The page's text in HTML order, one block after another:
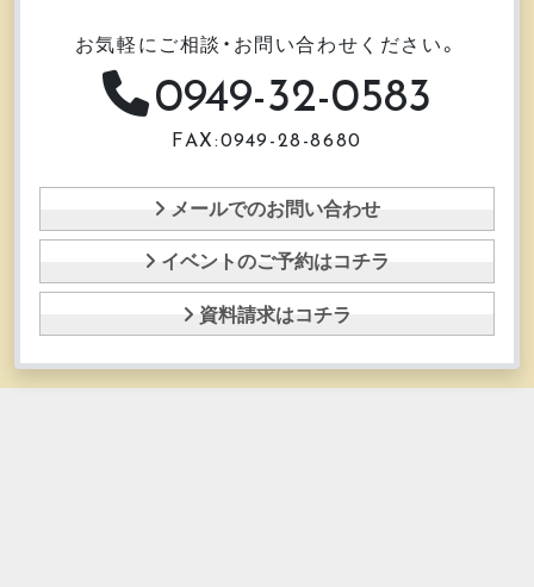
お気軽にご相談・お問い合わせください。
0949-32-0583
FAX:0949-28-8680
メールでのお問い合わせ
イベントのご予約はコチラ
資料請求はコチラ